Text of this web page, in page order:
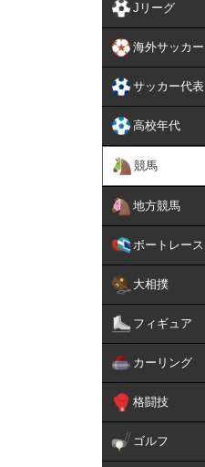
Jリーグ
海外サッカー
サッカー代表
高校年代
競馬
地方競馬
ボートレース
大相撲
フィギュア
カーリング
格闘技
ゴルフ